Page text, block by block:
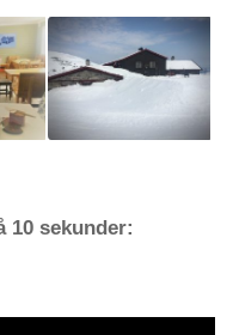
10 sekunder: